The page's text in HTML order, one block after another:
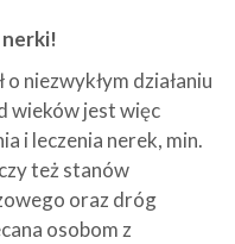
nerki!
o niezwykłym działaniu
wieków jest więc
i leczenia nerek, min.
też stanów
oraz dróg
osobom z